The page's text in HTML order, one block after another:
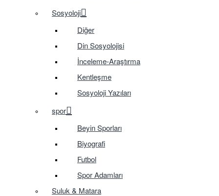
Sosyoloji
Diğer
Din Sosyolojisi
İnceleme-Araştırma
Kentleşme
Sosyoloji Yazıları
spor
Beyin Sporları
Biyografi
Futbol
Spor Adamları
Suluk & Matara